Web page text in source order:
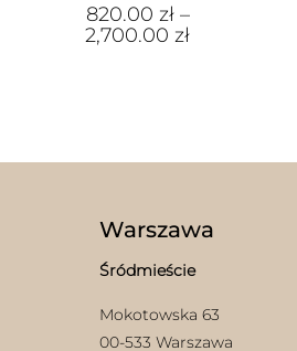
820.00 zł–
2,700.00zł
Warszawa
Śródmieście
Mokotowska 63
00-533 Warszawa